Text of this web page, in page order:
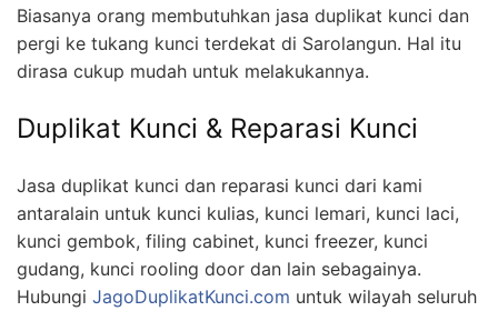
Biasanya orang membutuhkan jasa duplikat kunci dan
pergi ke tukang kunci terdekat di Sarolangun. Hal itu
dirasa cukup mudah untuk melakukannya.
Duplikat Kunci & Reparasi Kunci
Jasa duplikat kunci dan reparasi kunci dari kami
antaralain untuk kunci kulias, kunci lemari, kunci laci,
kunci gembok, filing cabinet, kunci freezer, kunci
gudang, kunci rooling door dan lain sebagainya.
Hubungi JagoDuplikatKunci.com untuk wilayah seluruh